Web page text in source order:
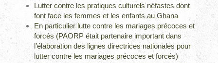
Lutter contre les pratiques culturels néfastes dont
font face les femmes et les enfants au Ghana
En particulier lutte contre les mariages précoces et
forcés (PAORP était partenaire important dans
l’élaboration des lignes directrices nationales pour
lutter contre les mariages précoces et forcés)